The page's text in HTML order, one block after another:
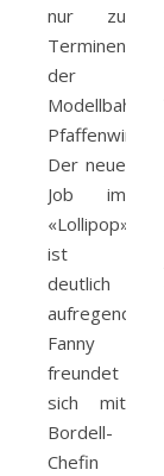
nur zu
Terminen
der
Pfaffenwinkel.
Der neue
Job im
«Lollipop»
ist
deutlich
aufregender:
Fanny
freundet
sich mit
Bordell-
Chefin